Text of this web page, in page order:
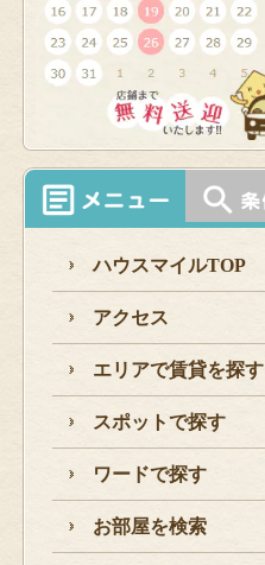
ハウスマイルTOP
アクセス
エリアで賃貸を探す
スポットで探す
ワードで探す
お部屋を検索